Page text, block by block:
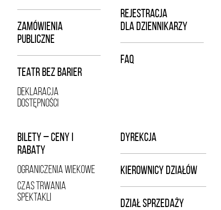
ZAMÓWIENIA
PUBLICZNE
TEATR BEZ BARIER
DEKLARACJA
DOSTĘPNOŚCI
REJESTRACJA
DLA DZIENNIKARZY
FAQ
BILETY – CENY I
RABATY
OGRANICZENIA WIEKOWE
CZAS TRWANIA
SPEKTAKLI
DYREKCJA
KIEROWNICY DZIAŁÓW
DZIAŁ SPRZEDAŻY